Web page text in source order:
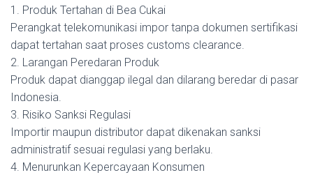
1. Produk Tertahan di Bea Cukai
Perangkat telekomunikasi impor tanpa dokumen sertifikasi
dapat tertahan saat proses customs clearance.
2. Larangan Peredaran Produk
Produk dapat dianggap ilegal dan dilarang beredar di pasar
Indonesia.
3. Risiko Sanksi Regulasi
Importir maupun distributor dapat dikenakan sanksi
administratif sesuai regulasi yang berlaku.
4. Menurunkan Kepercayaan Konsumen